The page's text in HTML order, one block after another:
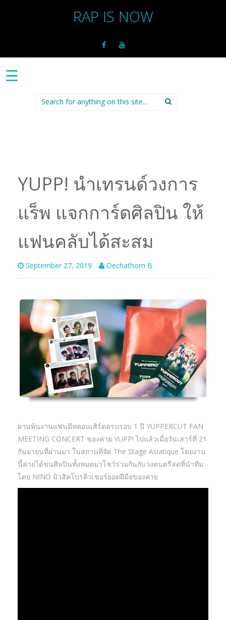
RAP IS NOW
☰
Search
for:
YUPP! นำเทรนด์วงการ
แร็พ แจกการ์ดศิลปิน ให้
แฟนคลับได้สะสม
September 27, 2019 Dechathorn B
ผ่านพ้นงานแฟนมีทคอนเสิร์ตครบรอบ 1 ปี YUPPERCUT FAN
MEETING CONCERT ของค่าย YUPP! ไปแล้วเมื่อวันเสาร์ที่ 21
กันยายนที่ผ่านมา ในสถานที่จัด The Stage Asiatique โดยงาน
นี้ค่ายได้ขนศิลปินทั้งหมดมาโชว์ร่วมกันกับวงดนตรีสดที่นำทีม
โดย NINO มิวสิคโปรดิวเซอร์ยอดฝีมือของค่าย